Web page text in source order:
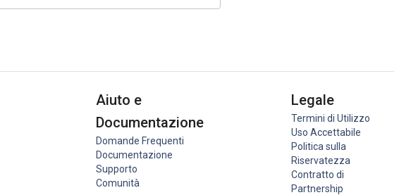
Aiuto e
Documentazione
Domande Frequenti
Documentazione
Supporto
Comunità
Legale
Termini di Utilizzo
Uso Accettabile
Politica sulla
Riservatezza
Contratto di
Partnership